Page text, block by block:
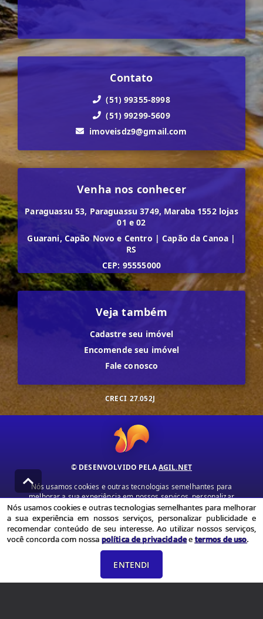
Contato
(51) 99355-8998
(51) 99299-5609
imoveisdz9@gmail.com
Venha nos conhecer
Paraguassu 53, Paraguassu 3749, Maraba 1552 lojas
01 e 02
Guarani, Capão Novo e Centro | Capão da Canoa |
RS
CEP: 95555000
Veja também
Cadastre seu imóvel
Encomende seu imóvel
Fale conosco
CRECI 27.052J
© DESENVOLVIDO PELAAGIL.NET
Nós usamos cookies e outras tecnologias semelhantes para
melhorar a sua experiência em nossos serviços, personalizar
publicidade e recomendar conteúdo de seu interesse. Ao utilizar
nossos serviços, você concorda com nossa política de privacidade e
termos de uso.
Política de Privacidade Termos de uso
Nós usamos cookies e outras tecnologias semelhantes para melhorar
a sua experiência em nossos serviços, personalizar publicidade e
recomendar conteúdo de seu interesse. Ao utilizar nossos serviços,
você concorda com nossa política de privacidadeetermos de uso.
ENTENDI